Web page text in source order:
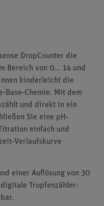
DropCounter die
Bereich von 0... 14 und
kinderleicht die
Base-Chemie. Mit dem
und direkt in ein
Sie eine pH-
einfach und
Verlaufskurve
einer Auflösung von 30
Tropfenzähler-